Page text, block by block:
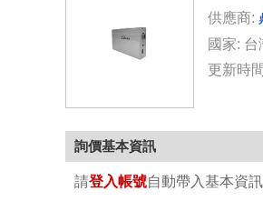
供應商:
國家: 台
更新時
詢價基本資訊
請登入帳號自動帶入基本資